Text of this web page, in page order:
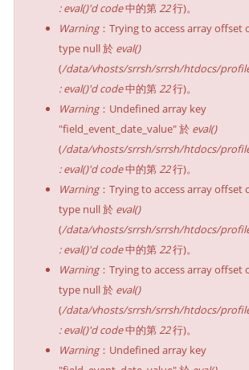
: eval()'d code中的第 22行)。
Warning：Trying to access array offset
type null 於 eval()
(/data/vhosts/srrsh/srrsh/htdocs/
: eval()'d code中的第 22行)。
Warning：Undefined array key
"field_event_date_value" 於 eval()
(/data/vhosts/srrsh/srrsh/htdocs/
: eval()'d code中的第 22行)。
Warning：Trying to access array offset
type null 於 eval()
(/data/vhosts/srrsh/srrsh/htdocs/
: eval()'d code中的第 22行)。
Warning：Trying to access array offset
type null 於 eval()
(/data/vhosts/srrsh/srrsh/htdocs/
: eval()'d code中的第 22行)。
Warning：Undefined array key